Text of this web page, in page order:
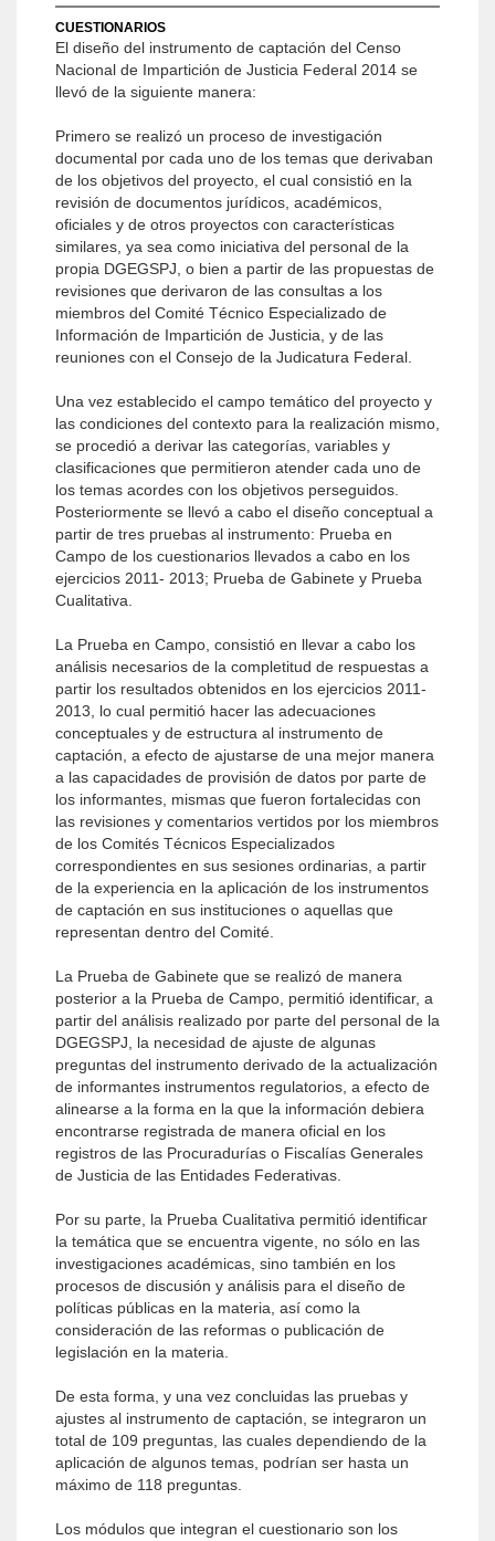
CUESTIONARIOS
El diseño del instrumento de captación del Censo
Nacional de Impartición de Justicia Federal 2014 se
llevó de la siguiente manera:
Primero se realizó un proceso de investigación
documental por cada uno de los temas que derivaban
de los objetivos del proyecto, el cual consistió en la
revisión de documentos jurídicos, académicos,
oficiales y de otros proyectos con características
similares, ya sea como iniciativa del personal de la
propia DGEGSPJ, o bien a partir de las propuestas de
revisiones que derivaron de las consultas a los
miembros del Comité Técnico Especializado de
Información de Impartición de Justicia, y de las
reuniones con el Consejo de la Judicatura Federal.
Una vez establecido el campo temático del proyecto y
las condiciones del contexto para la realización mismo,
se procedió a derivar las categorías, variables y
clasificaciones que permitieron atender cada uno de
los temas acordes con los objetivos perseguidos.
Posteriormente se llevó a cabo el diseño conceptual a
partir de tres pruebas al instrumento: Prueba en
Campo de los cuestionarios llevados a cabo en los
ejercicios 2011- 2013; Prueba de Gabinete y Prueba
Cualitativa.
La Prueba en Campo, consistió en llevar a cabo los
análisis necesarios de la completitud de respuestas a
partir los resultados obtenidos en los ejercicios 2011-
2013, lo cual permitió hacer las adecuaciones
conceptuales y de estructura al instrumento de
captación, a efecto de ajustarse de una mejor manera
a las capacidades de provisión de datos por parte de
los informantes, mismas que fueron fortalecidas con
las revisiones y comentarios vertidos por los miembros
de los Comités Técnicos Especializados
correspondientes en sus sesiones ordinarias, a partir
de la experiencia en la aplicación de los instrumentos
de captación en sus instituciones o aquellas que
representan dentro del Comité.
La Prueba de Gabinete que se realizó de manera
posterior a la Prueba de Campo, permitió identificar, a
partir del análisis realizado por parte del personal de la
DGEGSPJ, la necesidad de ajuste de algunas
preguntas del instrumento derivado de la actualización
de informantes instrumentos regulatorios, a efecto de
alinearse a la forma en la que la información debiera
encontrarse registrada de manera oficial en los
registros de las Procuradurías o Fiscalías Generales
de Justicia de las Entidades Federativas.
Por su parte, la Prueba Cualitativa permitió identificar
la temática que se encuentra vigente, no sólo en las
investigaciones académicas, sino también en los
procesos de discusión y análisis para el diseño de
políticas públicas en la materia, así como la
consideración de las reformas o publicación de
legislación en la materia.
De esta forma, y una vez concluidas las pruebas y
ajustes al instrumento de captación, se integraron un
total de 109 preguntas, las cuales dependiendo de la
aplicación de algunos temas, podrían ser hasta un
máximo de 118 preguntas.
Los módulos que integran el cuestionario son los